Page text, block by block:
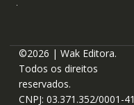
©2026 | Wak Editora.
Todos os direitos
reservados.
CNPJ: 03.371.352/0001-41